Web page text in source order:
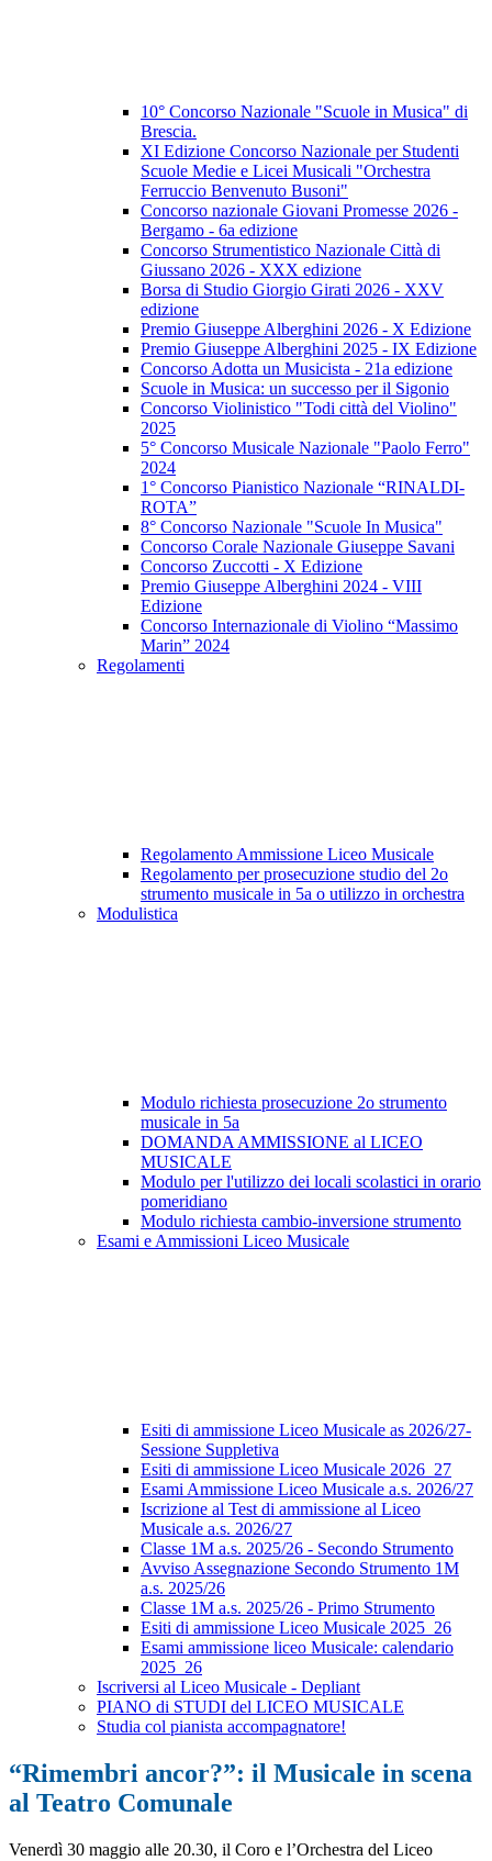
10° Concorso Nazionale "Scuole in Musica" di
Brescia.
XI Edizione Concorso Nazionale per Studenti
Scuole Medie e Licei Musicali "Orchestra
Ferruccio Benvenuto Busoni"
Concorso nazionale Giovani Promesse 2026 -
Bergamo - 6a edizione
Concorso Strumentistico Nazionale Città di
Giussano 2026 - XXX edizione
Borsa di Studio Giorgio Girati 2026 - XXV
edizione
Premio Giuseppe Alberghini 2026 - X Edizione
Premio Giuseppe Alberghini 2025 - IX Edizione
Concorso Adotta un Musicista - 21a edizione
Scuole in Musica: un successo per il Sigonio
Concorso Violinistico "Todi città del Violino"
2025
5° Concorso Musicale Nazionale "Paolo Ferro"
2024
1° Concorso Pianistico Nazionale “RINALDI-
ROTA”
8° Concorso Nazionale​​​​​​​​​​​​​​ "Scuole In Musica"
Concorso Corale Nazionale Giuseppe Savani
Concorso Zuccotti - X Edizione
Premio Giuseppe Alberghini 2024 - VIII
Edizione
Concorso Internazionale di Violino “Massimo
Marin” 2024
Regolamenti
Regolamento Ammissione Liceo Musicale
Regolamento per prosecuzione studio del 2o
strumento musicale in 5a o utilizzo in orchestra
Modulistica
Modulo richiesta prosecuzione 2o strumento
musicale in 5a
DOMANDA AMMISSIONE al LICEO
MUSICALE
Modulo per l'utilizzo dei locali scolastici in orario
pomeridiano
Modulo richiesta cambio-inversione strumento
Esami e Ammissioni Liceo Musicale
Esiti di ammissione Liceo Musicale as 2026/27-
Sessione Suppletiva
Esiti di ammissione Liceo Musicale 2026_27
Esami Ammissione Liceo Musicale a.s. 2026/27
Iscrizione al Test di ammissione al Liceo
Musicale a.s. 2026/27
Classe 1M a.s. 2025/26 - Secondo Strumento
Avviso Assegnazione Secondo Strumento 1M
a.s. 2025/26
Classe 1M a.s. 2025/26 - Primo Strumento
Esiti di ammissione Liceo Musicale 2025_26
Esami ammissione liceo Musicale: calendario
2025_26
Iscriversi al Liceo Musicale - Depliant
PIANO di STUDI del LICEO MUSICALE
Studia col pianista accompagnatore!
“Rimembri ancor?”: il Musicale in scena
al Teatro Comunale
Venerdì 30 maggio alle 20.30, il Coro e l’Orchestra del Liceo